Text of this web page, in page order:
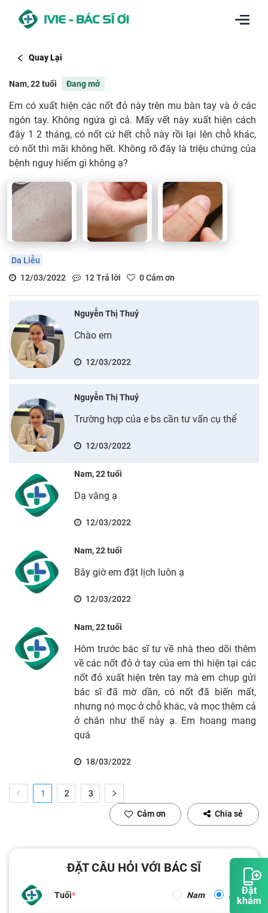
Đặt
khám
Quay Lại
Nam, 22 tuổi Đang mở
Em có xuất hiện các nốt đỏ này trên mu bàn tay và ở các
ngón tay. Không ngứa gì cả. Mấy vết này xuất hiện cách
đây 1 2 tháng, có nốt cứ hết chỗ này rồi lại lên chỗ khác,
có nốt thì mãi không hết. Không rõ đây là triệu chứng của
bệnh nguy hiểm gì không ạ?
Da Liễu
12/03/2022
12Trả lời 0Cảm ơn
Nguyễn Thị Thuỷ
Chào em
12/03/2022
Nguyễn Thị Thuỷ
Trường hợp của e bs cần tư vấn cụ thể
12/03/2022
Nam, 22 tuổi
Dạ vâng ạ
12/03/2022
Nam, 22 tuổi
Bây giờ em đặt lịch luôn ạ
12/03/2022
Nam, 22 tuổi
Hôm trước bác sĩ tư về nhà theo dõi thêm
về các nốt đỏ ở tay của em thì hiện tại các
nốt đỏ xuất hiện trên tay mà em chụp gửi
bác sĩ đã mờ dần, có nốt đã biến mất,
nhưng nó mọc ở chỗ khác, và mọc thêm cả
ở chân như thế này ạ. Em hoang mang
quá
18/03/2022
1 2 3
Cảm ơn Chia sẻ
ĐẶT CÂU HỎI VỚI BÁC SĨ
Tuổi Nam Nữ